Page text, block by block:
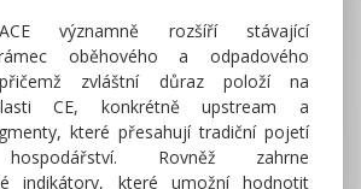
významně rozšíří stávající
oběhového a odpadového
zvláštní důraz položí na
CE, konkrétně upstream a
které přesahují tradiční pojetí
Rovněž zahrne
indikátory, které umožní hodnotit